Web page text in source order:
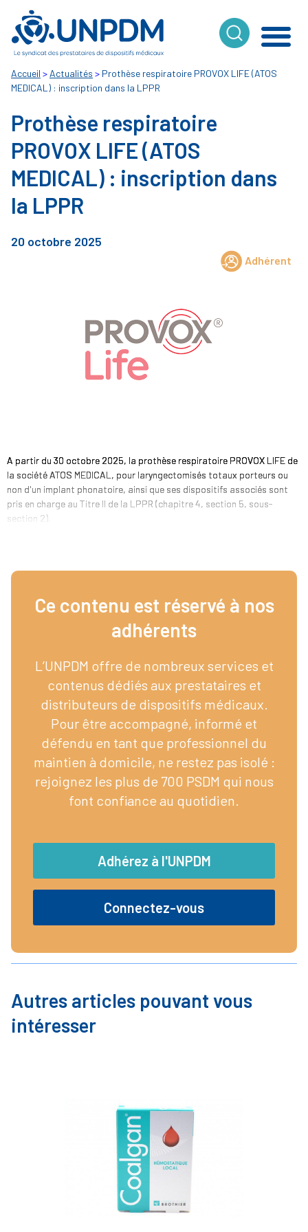
Accueil > Actualités > Prothèse respiratoire PROVOX LIFE (ATOS
MEDICAL) : inscription dans la LPPR
Prothèse respiratoire
PROVOX LIFE (ATOS
MEDICAL) : inscription dans
la LPPR
20 octobre 2025
Adhérent
A partir du 30 octobre 2025, la prothèse respiratoire PROVOX LIFE de
la société ATOS MEDICAL, pour laryngectomisés totaux porteurs ou
non d'un implant phonatoire, ainsi que ses dispositifs associés sont
pris en charge au Titre II de la LPPR (chapitre 4, section 5, sous-
section 2).
Ce contenu est réservé à nos
adhérents​
L’UNPDM offre de nombreux services et
contenus dédiés aux prestataires et
distributeurs de dispositifs médicaux.
Pour être accompagné, informé et
défendu en tant que professionnel du
maintien à domicile, ne restez pas isolé :
rejoignez les plus de 700 PSDM qui nous
font confiance au quotidien.
Adhérez à l'UNPDM
Connectez-vous
Autres articles pouvant vous
intéresser